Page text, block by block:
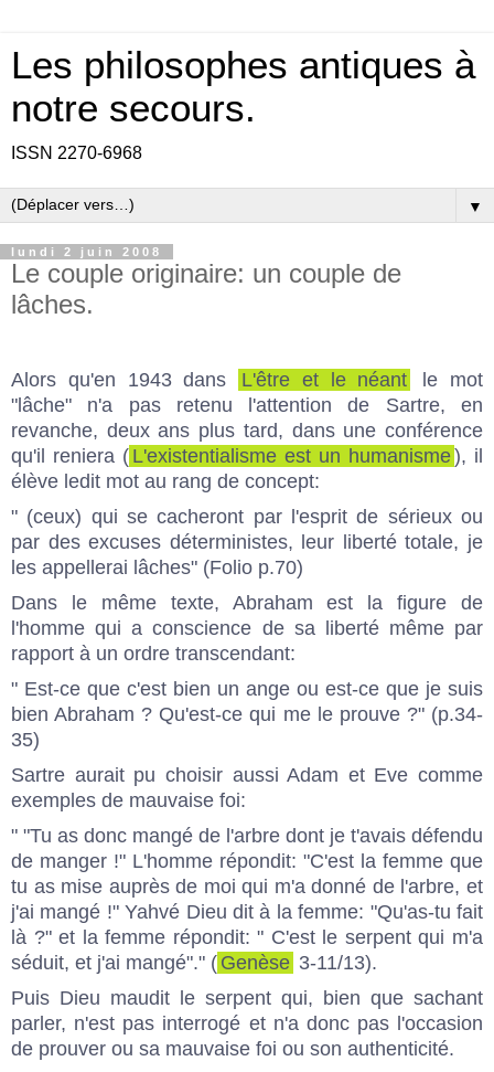
Les philosophes antiques à
notre secours.
ISSN 2270-6968
▼
lundi 2 juin 2008
Le couple originaire: un couple de
lâches.
Alors qu'en 1943 dans L'être et le néant
le mot
"lâche" n'a pas retenu l'attention de Sartre, en
revanche, deux ans plus tard, dans une conférence
qu'il reniera ( L'existentialisme est un humanisme), il
élève ledit mot au rang de concept:
" (ceux) qui se cacheront par l'esprit de sérieux ou
par des excuses déterministes, leur liberté totale, je
les appellerai lâches" (Folio p.70)
Dans le même texte, Abraham est la figure de
l'homme qui a conscience de sa liberté même par
rapport à un ordre transcendant:
" Est-ce que c'est bien un ange ou est-ce que je suis
bien Abraham ? Qu'est-ce qui me le prouve ?" (p.34-
35)
Sartre aurait pu choisir aussi Adam et Eve comme
exemples de mauvaise foi:
" "Tu as donc mangé de l'arbre dont je t'avais défendu
de manger !" L'homme répondit: "C'est la femme que
tu as mise auprès de moi qui m'a donné de l'arbre, et
j'ai mangé !" Yahvé Dieu dit à la femme: "Qu'as-tu fait
là ?" et la femme répondit: " C'est le serpent qui m'a
séduit, et j'ai mangé"." ( Genèse 3-11/13).
Puis Dieu maudit le serpent qui, bien que sachant
parler, n'est pas interrogé et n'a donc pas l'occasion
de prouver ou sa mauvaise foi ou son authenticité.